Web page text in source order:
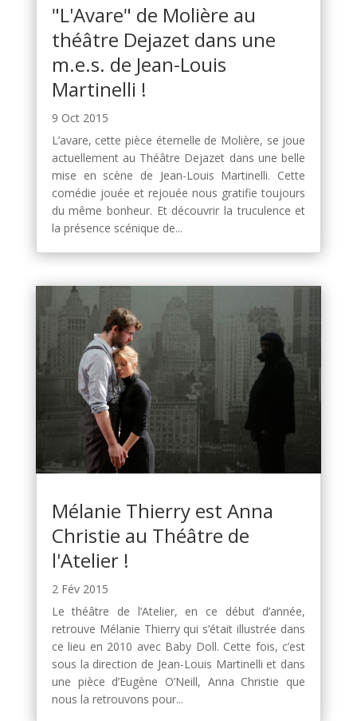
"L'Avare" de Molière au
théâtre Dejazet dans une
m.e.s. de Jean-Louis
Martinelli !
9 Oct 2015
L’avare, cette pièce éternelle de Molière, se joue
actuellement au Théâtre Dejazet dans une belle
mise en scène de Jean-Louis Martinelli. Cette
comédie jouée et rejouée nous gratifie toujours
du même bonheur. Et découvrir la truculence et
la présence scénique de...
Mélanie Thierry est Anna
Christie au Théâtre de
l'Atelier !
2 Fév 2015
Le théâtre de l’Atelier, en ce début d’année,
retrouve Mélanie Thierry qui s’était illustrée dans
ce lieu en 2010 avec Baby Doll. Cette fois, c’est
sous la direction de Jean-Louis Martinelli et dans
une pièce d’Eugène O’Neill, Anna Christie que
nous la retrouvons pour...